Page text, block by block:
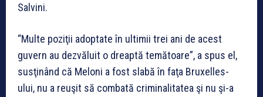
Salvini.
“Multe poziţii adoptate în ultimii trei ani de acest
guvern au dezvăluit o dreaptă temătoare”, a spus el,
susţinând că Meloni a fost slabă în faţa Bruxelles-
ului, nu a reuşit să combată criminalitatea şi nu şi-a